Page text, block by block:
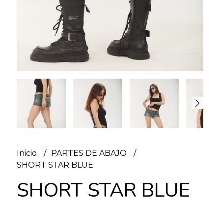
Inicio
PARTES DE ABAJO
SHORT STAR BLUE
SHORT STAR BLUE